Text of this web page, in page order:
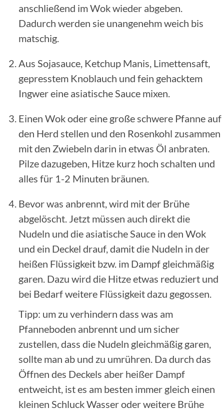
anschließend im Wok wieder abgeben.
Dadurch werden sie unangenehm weich bis
matschig.
Aus Sojasauce, Ketchup Manis, Limettensaft,
gepresstem Knoblauch und fein gehacktem
Ingwer eine asiatische Sauce mixen.
Einen Wok oder eine große schwere Pfanne auf
den Herd stellen und den Rosenkohl zusammen
mit den Zwiebeln darin in etwas Öl anbraten.
Pilze dazugeben, Hitze kurz hoch schalten und
alles für 1-2 Minuten bräunen.
Bevor was anbrennt, wird mit der Brühe
abgelöscht. Jetzt müssen auch direkt die
Nudeln und die asiatische Sauce in den Wok
und ein Deckel drauf, damit die Nudeln in der
heißen Flüssigkeit bzw. im Dampf gleichmäßig
garen. Dazu wird die Hitze etwas reduziert und
bei Bedarf weitere Flüssigkeit dazu gegossen.
Tipp: um zu verhindern dass was am
Pfanneboden anbrennt und um sicher
zustellen, dass die Nudeln gleichmäßig garen,
sollte man ab und zu umrühren. Da durch das
Öffnen des Deckels aber heißer Dampf
entweicht, ist es am besten immer gleich einen
kleinen Schluck Wasser oder weitere Brühe